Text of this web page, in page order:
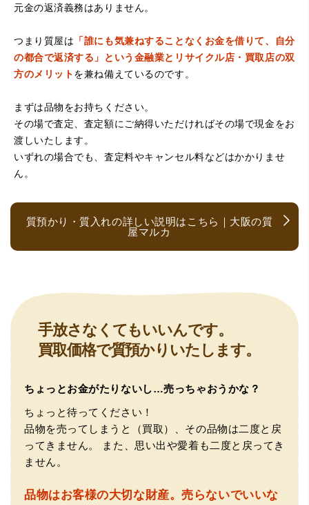
（京都府亀岡市）他店舗にも行きましたが、対応の方があ
まりお売りしたくないと思ったので、やめました。こちら
は電話対応からも誠実な印象でしたので、こちらでお売り
しようと思っておりました。この度はありがとうございま
す。
（大阪府大阪市）とても宝石に詳しく、また中古市場の仕
組みもお教えいただけ嬉しかったです。鑑別も素早く驚き
ました。宜しくお願いいたします。(楽器等、様々なジャン
ルに詳しいの流石の一言に尽きます)
元金の返済義務はありません。
つまり質屋は 「誰にも気兼ねすることなくお金を借りて、自分
の都合で返済する」という金融業とリサイクル店・買取店の双
方のメリットを兼ね備えているのです。
まずは品物をお持ちください。
その場で査定、査定額にご納得いただければその場で現金をお
渡しいたします。
いずれの場合でも、査定料やキャンセル料などはかかりませ
ん。
質預かり・質入れの詳しい説明はこちら｜大阪の質
屋マルカ
手放さなくてもいいんです。
買取価格で質預かりいたします。
ちょっとお金がたりないし…売っちゃおうかな？
ちょっと待ってください！
品物を売ってしまうと（買取）、その品物は二度と戻
ってきません。
また、思い出や愛着も二度と戻ってき
ません。
品物はお客様の大切な財産。売らないでいいな